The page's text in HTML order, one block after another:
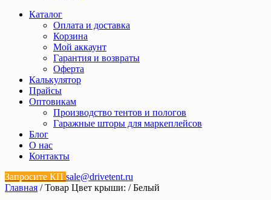
Каталог
Оплата и доставка
Корзина
Мой аккаунт
Гарантия и возвраты
Оферта
Калькулятор
Прайсы
Оптовикам
Производство тентов и пологов
Гаражные шторы для маркеплейсов
Блог
О нас
Контакты
Запросите КП sale@drivetent.ru
Главная / Товар Цвет крыши: / Белый